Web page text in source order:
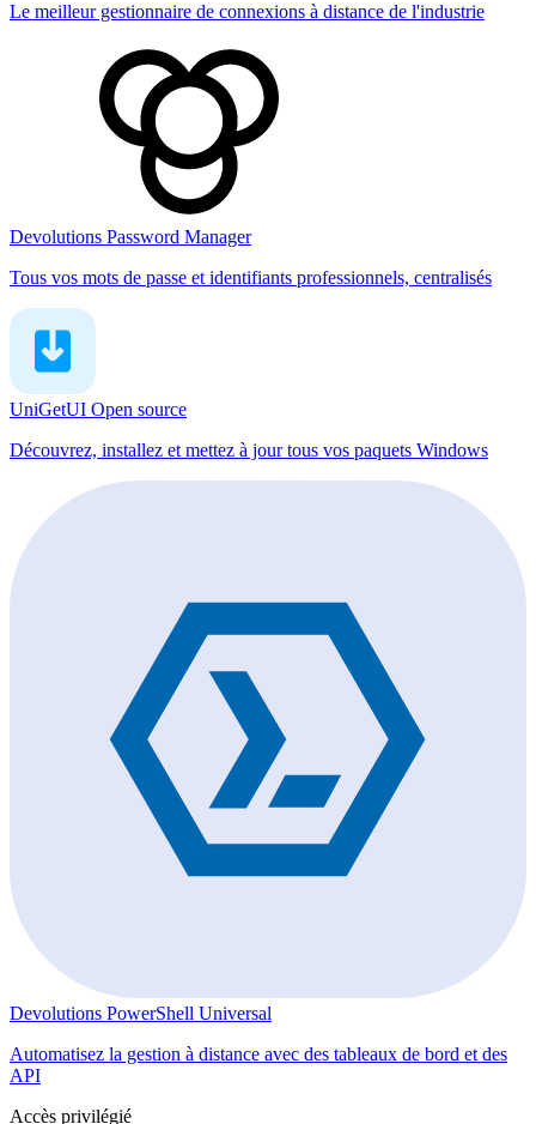
Le meilleur gestionnaire de connexions à distance de l'industrie
Devolutions Password Manager
Tous vos mots de passe et identifiants professionnels, centralisés
UniGetUI Open source
Découvrez, installez et mettez à jour tous vos paquets Windows
Devolutions PowerShell Universal
Automatisez la gestion à distance avec des tableaux de bord et des
API
Accès privilégié